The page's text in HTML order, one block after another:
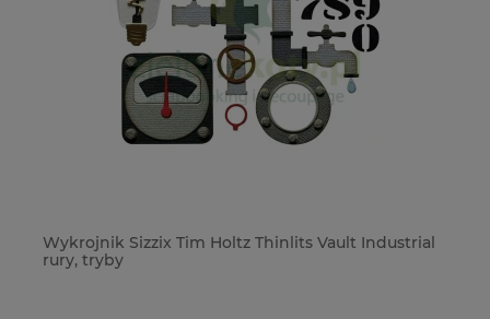
Wykrojnik Sizzix Tim Holtz Thinlits Vault Industrial
rury, tryby